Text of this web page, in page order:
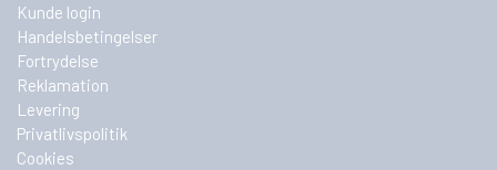
Kunde login
Handelsbetingelser
Fortrydelse
Reklamation
Levering
Privatlivspolitik
Cookies